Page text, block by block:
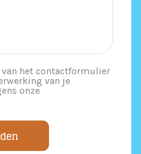
het contactformulier
van je
onze